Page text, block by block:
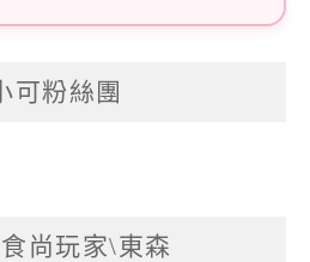
可粉絲團
尚玩家\東森